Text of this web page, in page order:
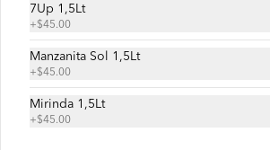
Receta Base
7Up 1,5Lt
+$45.00
Manzanita Sol 1,5Lt
+$45.00
Mirinda 1,5Lt
+$45.00